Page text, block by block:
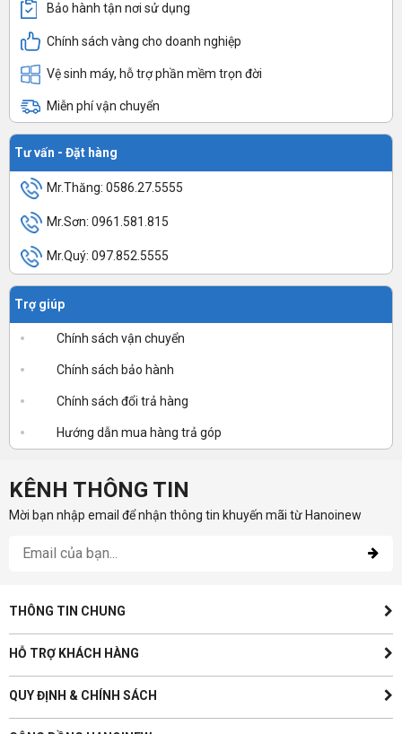
Bảo hành tận nơi sử dụng
Chính sách vàng cho doanh nghiệp
Vệ sinh máy, hỗ trợ phần mềm trọn đời
Miễn phí vận chuyển
Tư vấn - Đặt hàng
Mr.Thăng: 0586.27.5555
Mr.Sơn: 0961.581.815
Mr.Quý: 097.852.5555
Trợ giúp
Chính sách vận chuyển
Chính sách bảo hành
Chính sách đổi trả hàng
Hướng dẫn mua hàng trả góp
KÊNH THÔNG TIN
Mời bạn nhập email để nhận thông tin khuyến mãi từ Hanoinew
THÔNG TIN CHUNG
HỖ TRỢ KHÁCH HÀNG
QUY ĐỊNH & CHÍNH SÁCH